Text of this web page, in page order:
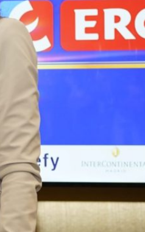
Escuchamos
informamosa las
personas